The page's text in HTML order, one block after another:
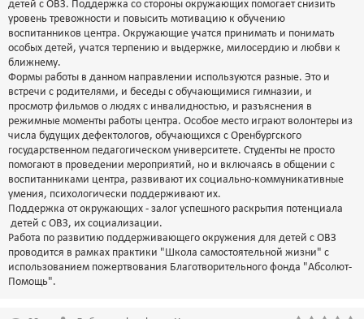
детей с ОВЗ. Поддержка со стороны окружающих помогает снизить
уровень тревожности и повысить мотивацию к обучению
воспитанников центра. Окружающие учатся принимать и понимать
особых детей, учатся терпению и выдержке, милосердию и любви к
ближнему.
Формы работы в данном направлении используются разные. Это и
встречи с родителями, и беседы с обучающимися гимназии, и
просмотр фильмов о людях с инвалидностью, и разъяснения в
режимные моменты работы центра. Особое место играют волонтеры из
числа будущих дефектологов, обучающихся с Оренбургского
государственном педагогическом университете. Студенты не просто
помогают в проведении мероприятий, но и включаясь в общении с
воспитанниками центра, развивают их социально-коммуникативные
умения, психологически поддерживают их.
Поддержка от окружающих - залог успешного раскрытия потенциала
детей с ОВЗ, их социализации.
Работа по развитию поддерживающего окружения для детей с ОВЗ
проводится в рамках практики "Школа самостоятельной жизни" с
использованием пожертвования Благотворительного фонда "Абсолют-
Помощь".